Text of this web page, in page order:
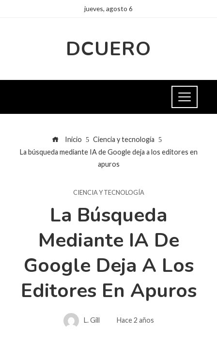
jueves, agosto 6
DCUERO
Inicio
Ciencia y tecnología
La búsqueda mediante IA de Google deja a los editores en
apuros
CIENCIA Y TECNOLOGÍA
La Búsqueda
Mediante IA De
Google Deja A Los
Editores En Apuros
L. Gill Hace 2 años